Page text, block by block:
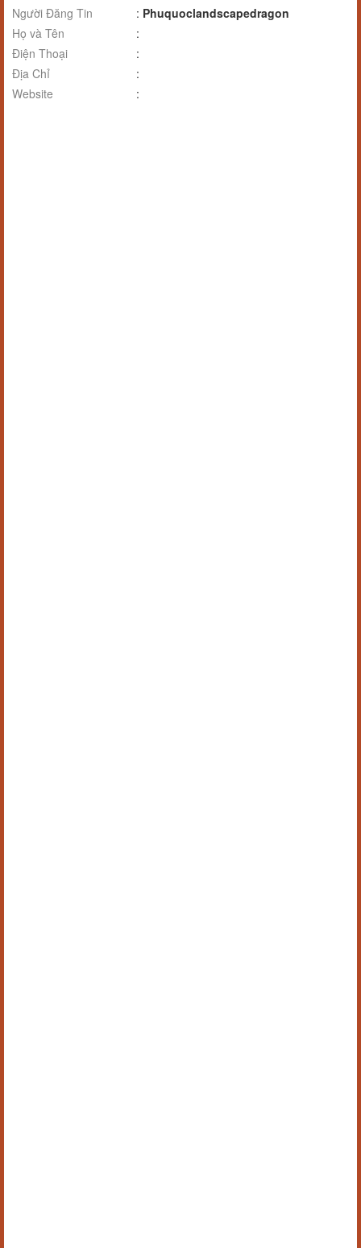
Người Đăng Tin : Phuquoclandscapedragon
Họ và Tên
:
Điện Thoại
:
Địa Chỉ
:
Website
: